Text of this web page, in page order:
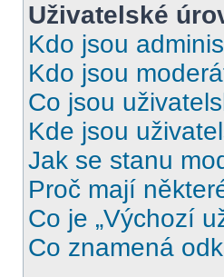
Uživatelské
Kdo jsou
Kdo jsou
Co jsou
Kde jsou
Jak se stanu
Proč mají
Co je „Výchozí
Co znamená